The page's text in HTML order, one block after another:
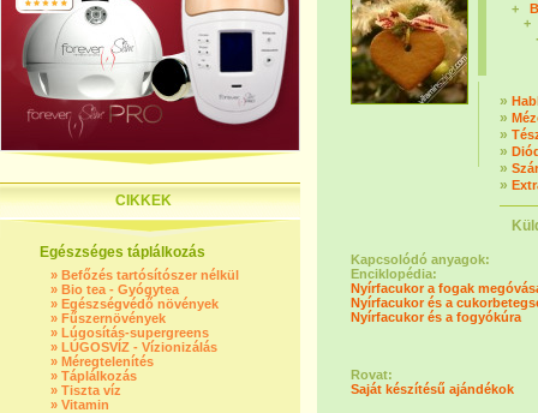
CIKKEK
Egészséges táplálkozás
» Befőzés tartósítószer nélkül
» Bio tea - Gyógytea
» Egészségvédő növények
» Fűszernövények
» Lúgosítás-supergreens
» LÚGOSVÍZ - Vízionizálás
» Méregtelenítés
» Táplálkozás
» Tiszta víz
» Vitamin
+
+
»
»
»
»
»
»
Kapcsolódó anyagok:
Enciklopédia:
Nyírfacukor a fogak
Nyírfacukor és a
Nyírfacukor és a fogyókúra
Rovat:
Saját készítésű ajándékok